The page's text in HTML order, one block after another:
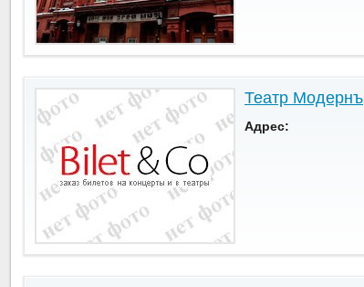
Театр Модернъ
Адрес: